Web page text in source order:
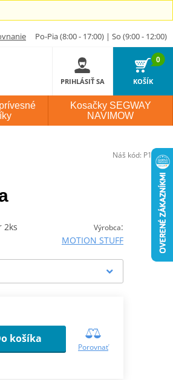
Po-Pia (8:00 - 17:00) | So (9:00 - 12:00)
PRIHLÁSIŤ SA
0
KOŠÍK
Kosačky SEGWAY
NAVIMOW
Výrobca:
MOTION STUFF
2ks
košíka
Porovnať
Náš kód: P145985